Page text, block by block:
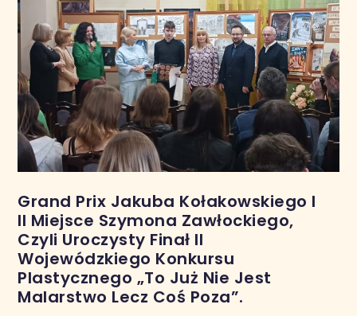
Grand Prix Jakuba Kołakowskiego I
II Miejsce Szymona Zawłockiego,
Czyli Uroczysty Finał II
Wojewódzkiego Konkursu
Plastycznego „To Już Nie Jest
Malarstwo Lecz Coś Poza”.